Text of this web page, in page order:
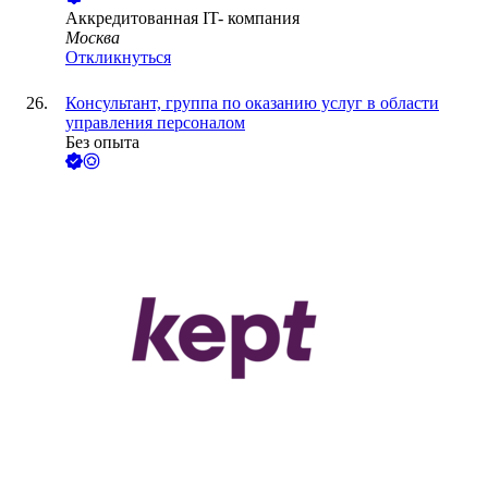
Аккредитованная IT- компания
Москва
Откликнуться
Консультант, группа по оказанию услуг в области
управления персоналом
Без опыта